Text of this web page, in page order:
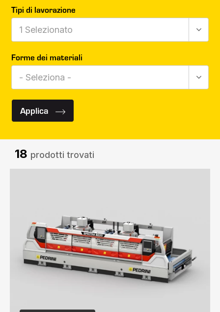
Tipi di lavorazione
1 Selezionato
Forme dei materiali
- Seleziona -
Applica
18 prodotti trovati